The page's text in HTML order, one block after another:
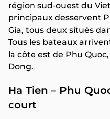
région sud-ouest du
principaux desservent
Gia, tous deux situés
Tous les bateaux
la côte est de Phu
Dong.
Ha Tien – Phu
court